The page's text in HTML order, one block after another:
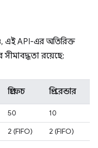
এই API-এর অতিরিক্ত
রয়েছে:
প্রিফেচ প্রি-রেন্ডার
50 10
2 (FIFO) 2 (FIFO)